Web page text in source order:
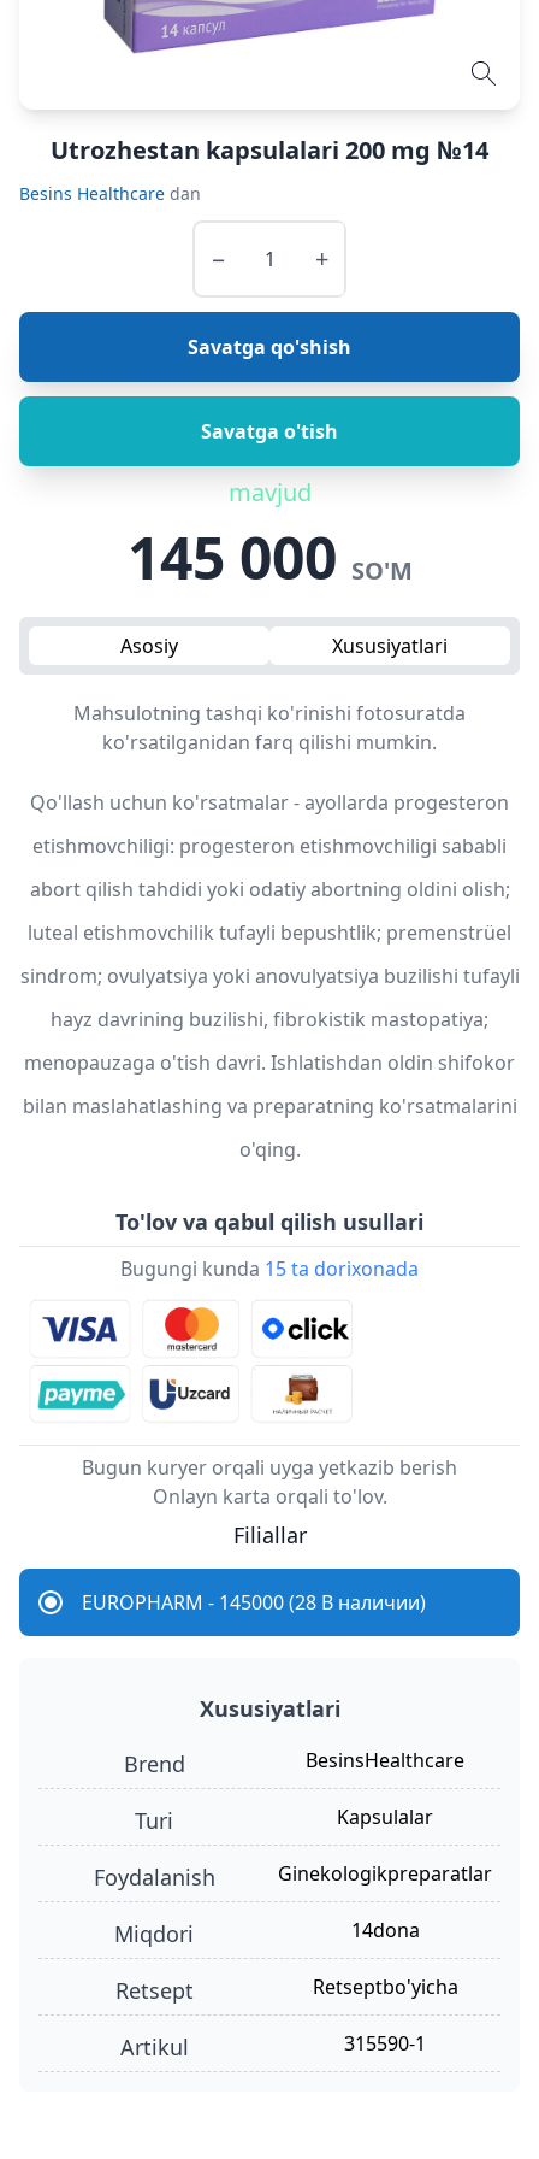
Utrozhestan kapsulalari 200 mg №14
Besins Healthcare dan
− +
Savatga qo'shish
Savatga o'tish
mavjud
145 000 SO'M
Asosiy Xususiyatlari
Mahsulotning tashqi ko'rinishi fotosuratda
ko'rsatilganidan farq qilishi mumkin.
Qo'llash uchun ko'rsatmalar - ayollarda progesteron
etishmovchiligi: progesteron etishmovchiligi sababli
abort qilish tahdidi yoki odatiy abortning oldini olish;
luteal etishmovchilik tufayli bepushtlik; premenstrüel
sindrom; ovulyatsiya yoki anovulyatsiya buzilishi tufayli
hayz davrining buzilishi, fibrokistik mastopatiya;
menopauzaga o'tish davri. Ishlatishdan oldin shifokor
bilan maslahatlashing va preparatning ko'rsatmalarini
o'qing.
To'lov va qabul qilish usullari
Bugungi kunda 15 ta dorixonada
Bugun kuryer orqali uyga yetkazib berish
Onlayn karta orqali to'lov.
Filiallar
EUROPHARM - 145000 (28 В наличии)
Xususiyatlari
Brend
BesinsHealthcare
turi kapsulalar
foydalanish ginekologikpreparatlar
miqdori 14dona
retsept retseptbo'yicha
Artikul 315590-1